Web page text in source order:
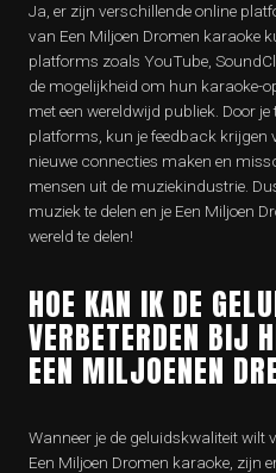
Ja, er zijn verschillende online
van Een Miljoen Dromen karaoke
platforms zoals YouTube,
de mogelijkheid om hun karaoke-
met een wereldwijd publiek. Door
platforms, kun je feedback krijgen
nieuwe connecties maken en
mensen uit de muziekindustrie.
muziek te delen en je Een Miljoen
wereld te delen!
HOE KAN IK DE
VERBETERDEN BIJ
EEN MILJOENEN
Wanneer je de geluidskwaliteit wilt
Een Miljoen Dromen karaoke, zijn